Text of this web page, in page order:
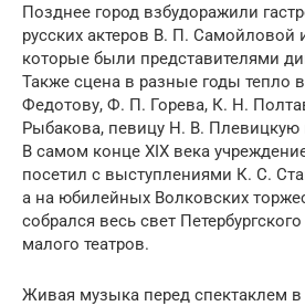
Позднее город взбудоражили
русских актеров В. П.
которые были представителями
Также сцена в разные годы тепло
Федотову, Ф. П. Горева, К. Н.
Рыбакова, певицу Н. В. Плевицкую
В самом конце XIX века
посетил с выступлениями К. С.
а на юбилейных Волковских
собрался весь свет
малого театров.
Живая музыка перед спектаклем